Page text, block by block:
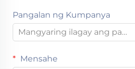
Pangalan ng Kumpanya
Mensahe